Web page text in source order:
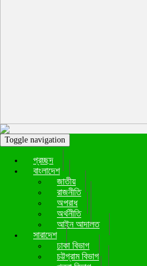
Toggle navigation
প্রচ্ছদ
বাংলাদেশ
জাতীয়
রাজনীতি
অপরাধ
অর্থনীতি
আইন আদালত
সারাদেশ
ঢাকা বিভাগ
চট্টগ্রাম বিভাগ